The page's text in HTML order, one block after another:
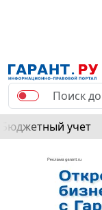
Бюджетный учет